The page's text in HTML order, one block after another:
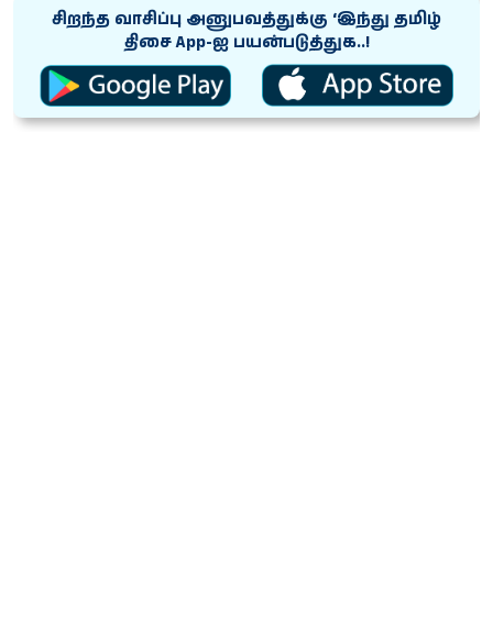
சிறந்த வாசிப்பு அனுபவத்துக்கு ‘இந்து தமிழ்
திசை App-ஐ பயன்படுத்துக..!